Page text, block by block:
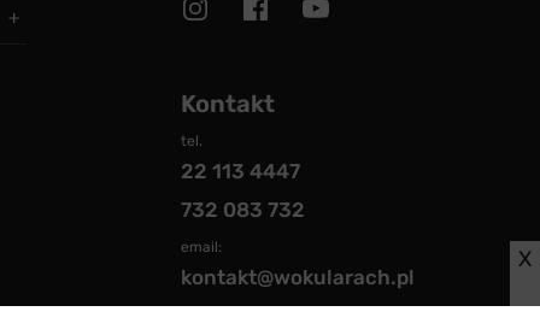
Kontakt
tel.
22 113 4447
732 083 732
email:
kontakt@wokularach.pl
X